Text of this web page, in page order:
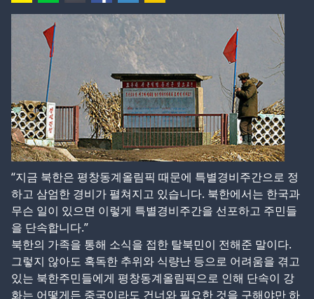
“지금 북한은 평창동계올림픽 때문에 특별경비주간으로 정
하고 삼엄한 경비가 펼쳐지고 있습니다. 북한에서는 한국과
무슨 일이 있으면 이렇게 특별경비주간을 선포하고 주민들
을 단속합니다.”
북한의 가족을 통해 소식을 접한 탈북민이 전해준 말이다.
그렇지 않아도 혹독한 추위와 식량난 등으로 어려움을 겪고
있는 북한주민들에게 평창동계올림픽으로 인해 단속이 강
화는 어떻게든 중국이라도 건너와 필요한 것을 구해야만 하